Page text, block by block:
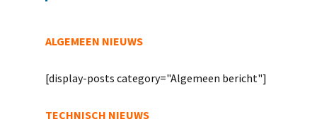
ALGEMEEN NIEUWS
[display-posts category="Algemeen bericht"]
TECHNISCH NIEUWS